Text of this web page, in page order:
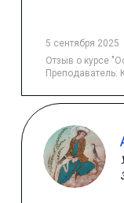
5 сентября 2025
Отзыв о курсе
Преподаватель: